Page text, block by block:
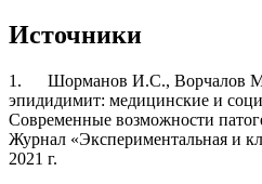
Источники
1. Шорманов И.С., Ворчалов
эпидидимит: медицинские и
Современные возможности
Журнал «Экспериментальная и
2021 г.